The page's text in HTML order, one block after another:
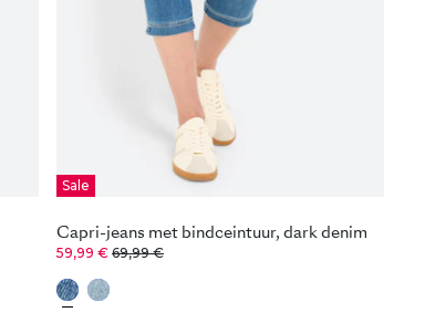
Sale
Capri-jeans met bindceintuur, dark denim
59,99 € 69,99 €